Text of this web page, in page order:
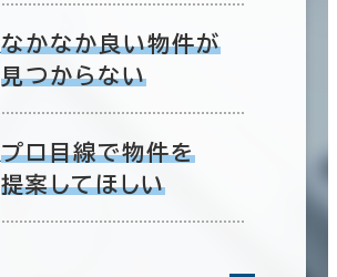
なかなか良い物件が
見つからない
プロ目線で物件を
提案してほしい